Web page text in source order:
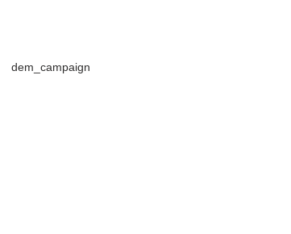
dem_campaign